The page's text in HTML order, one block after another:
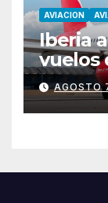
AVIACION
Iberia
vuelos